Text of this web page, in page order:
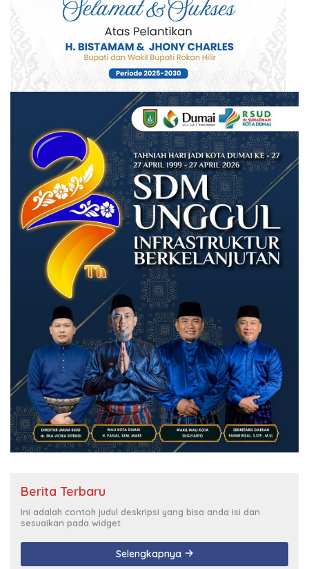
Berita Terbaru
Ini adalah contoh judul deskripsi yang bisa anda isi dan
sesuaikan pada widget
Selengkapnya